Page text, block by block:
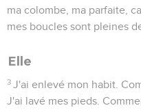
ma colombe, ma parfaite,
mes boucles sont pleines
Elle
3 J'ai enlevé mon habit.
J'ai lavé mes pieds.